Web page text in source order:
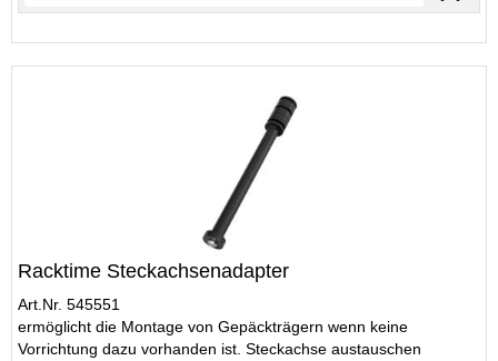
Racktime Steckachsenadapter
Art.Nr. 545551
ermöglicht die Montage von Gepäckträgern wenn keine
Vorrichtung dazu vorhanden ist. Steckachse austauschen